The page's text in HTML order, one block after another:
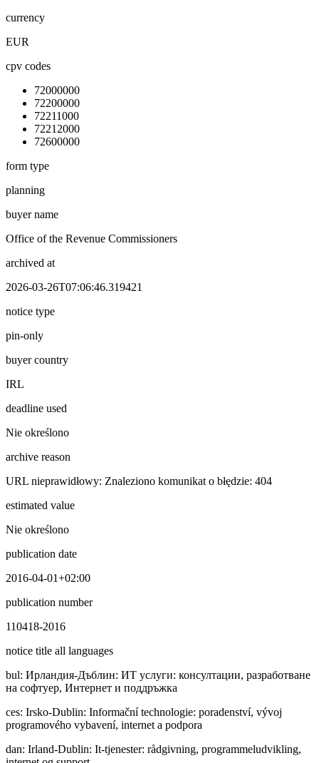
currency
EUR
cpv codes
72000000
72200000
72211000
72212000
72600000
form type
planning
buyer name
Office of the Revenue Commissioners
archived at
2026-03-26T07:06:46.319421
notice type
pin-only
buyer country
IRL
deadline used
Nie określono
archive reason
URL nieprawidłowy: Znaleziono komunikat o błędzie: 404
estimated value
Nie określono
publication date
2016-04-01+02:00
publication number
110418-2016
notice title all languages
bul: Иpлaндия-Дъблин: ИТ услуги: консултации, разработване
на софтуер, Интернет и поддръжка
ces: Irsko-Dublin: Informační technologie: poradenství, vývoj
programového vybavení, internet a podpora
dan: Irland-Dublin: It-tjenester: rådgivning, programmeludvikling,